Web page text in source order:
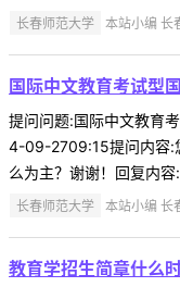
长春师范大学 本站小编
国际中文教育考试型
提问问题:国际中文教育
4-09-2709:15提问内容:
么为主？谢谢！回复内容
长春师范大学 本站小编
教育学招生简章什么